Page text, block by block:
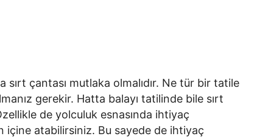
sırt çantası mutlaka olmalıdır. Ne tür bir tatile
gerekir. Hatta balayı tatilinde bile sırt
de yolculuk esnasında ihtiyaç
içine atabilirsiniz. Bu sayede de ihtiyaç